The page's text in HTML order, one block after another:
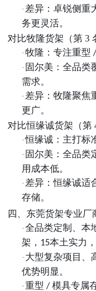
· 差异：卓锐侧重
务更灵活。
对比牧隆货架（第 3
· 牧隆：专注重型
· 固尔美：全品类
需求。
· 差异：牧隆聚焦
更广。
对比恒缘诚货架（第
· 恒缘诚：主打标
· 固尔美：全品类
用成本低。
· 差异：恒缘诚适
存储。
四、东莞货架专业厂
· 全品类定制、本
架 ， 15本土实力
· 大型复杂项目、
优势明显。
· 重型 /模具专属